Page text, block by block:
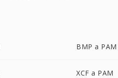
BMP a PAM
XCF a PAM